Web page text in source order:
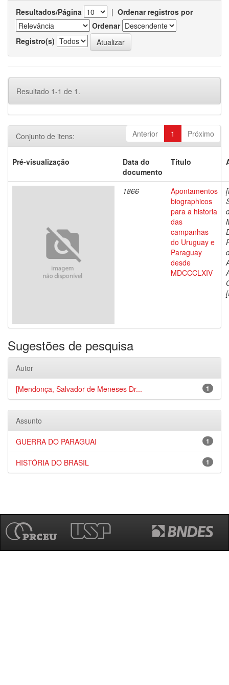
Resultados/Página | Ordenar registros por
Ordenar
Registro(s)
Resultado 1-1 de 1.
Anterior 1 Próximo
Conjunto de itens:
Pré-visualização
Data do
documento
Título
1866
Apontamentos
biographicos
para a historia
das
campanhas
do Uruguay e
Paraguay
desde
MDCCCLXIV
Sugestões de pesquisa
Autor
1
[Mendonça, Salvador de Meneses Dr...
Assunto
1
GUERRA DO PARAGUAI
1
HISTÓRIA DO BRASIL